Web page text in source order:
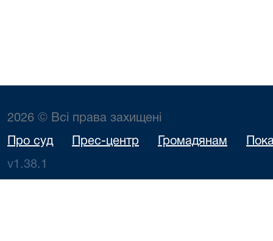
2026 © Всі права захищені
Про суд Прес-центр Громадянам
v1.38.1